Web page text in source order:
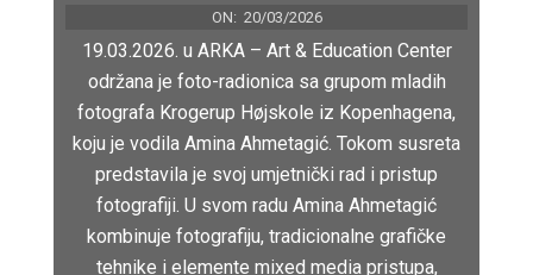
ON: 20/03/2026
19.03.2026. u ARKA – Art & Education Center
održana je foto-radionica sa grupom mladih
fotografa Krogerup Højskole iz Kopenhagena,
koju je vodila Amina Ahmetagić. Tokom susreta
predstavila je svoj umjetnički rad i pristup
fotografiji. U svom radu Amina Ahmetagić
kombinuje fotografiju, tradicionalne grafičke
tehnike i elemente mixed media pristupa,